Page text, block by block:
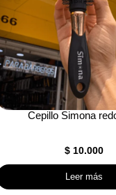
Cepillo Simona
$ 10.000
Leer más